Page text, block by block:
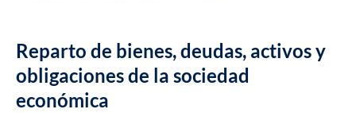
Reparto de bienes, deudas, activos y
obligaciones de la sociedad
económica